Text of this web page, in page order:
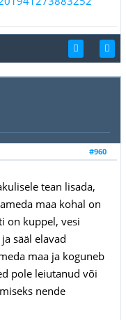
#960
tean lisada,
maa kohal on
on kuppel, vesi
sääl elavad
maa ja koguneb
pole leiutanud või
nende